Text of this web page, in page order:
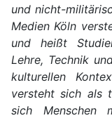
und nicht-
Medien Köln
und heißt
Lehre, Technik
kulturellen
versteht sich als
sich Menschen